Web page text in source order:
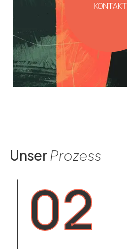
KONTAKT
Unser Prozess
02